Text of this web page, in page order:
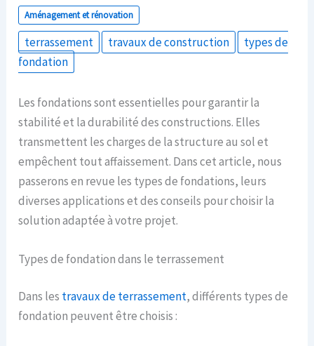
Aménagement et rénovation
terrassement travaux de construction
types de
fondation
Les fondations sont essentielles pour garantir la
stabilité et la durabilité des constructions. Elles
transmettent les charges de la structure au sol et
empêchent tout affaissement. Dans cet article, nous
passerons en revue les types de fondations, leurs
diverses applications et des conseils pour choisir la
solution adaptée à votre projet.
Types de fondation dans le terrassement
Dans les travaux de terrassement, différents types de
fondation peuvent être choisis :